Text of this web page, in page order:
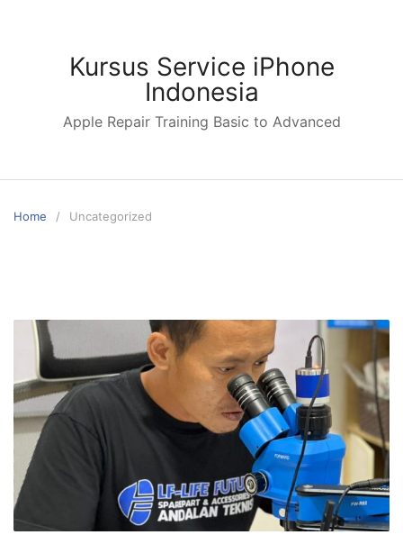
Kursus Service iPhone
Indonesia
Apple Repair Training Basic to Advanced
Home Uncategorized